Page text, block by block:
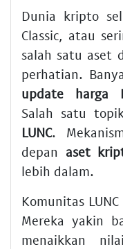
Dunia kripto
Classic, atau
salah satu aset
perhatian.
update harga
Salah satu
LUNC.
depan aset
lebih dalam.
Komunitas
Mereka yakin
menaikkan